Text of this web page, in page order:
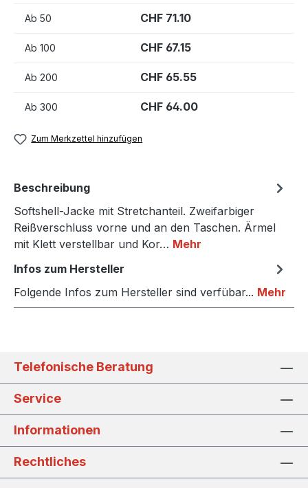
Ab 50 CHF 71.10
Ab 100 CHF 67.15
Ab 200 CHF 65.55
Ab 300 CHF 64.00
Zum Merkzettel hinzufügen
Beschreibung
Softshell-Jacke mit Stretchanteil. Zweifarbiger
Reißverschluss vorne und an den Taschen. Ärmel
mit Klett verstellbar und Kor… Mehr
Infos zum Hersteller
Folgende Infos zum Hersteller sind verfübar... Mehr
Telefonische Beratung
Service
Informationen
Rechtliches